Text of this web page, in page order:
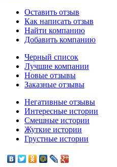
Оставить отзыв
Как написать отзыв
Найти компанию
Добавить компанию
Черный список
Лучшие компании
Новые отзывы
Заказные отзывы
Негативные отзывы
Интересные истории
Смешные истории
Жуткие истории
Грустные истории